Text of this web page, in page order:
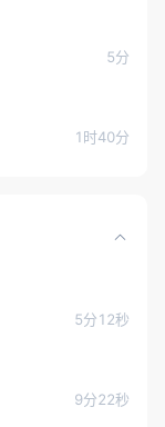
5分
1时40分
5分12秒
9分22秒